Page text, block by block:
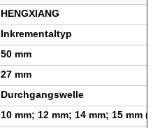
HENGXIANG
Inkrementaltyp
50 mm
27 mm
Durchgangswelle
10 mm; 12 mm; 14 mm; 15 mm